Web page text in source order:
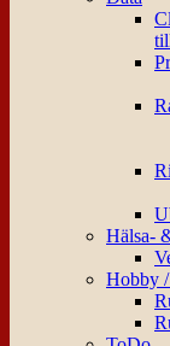
Hälsa-
Hobby